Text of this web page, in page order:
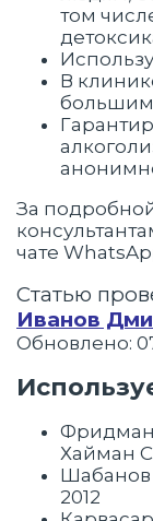
том
В
большим
За
чате
Статью
Иванов
Обновлено:
Фридман
Хайман
Шабанов
2012